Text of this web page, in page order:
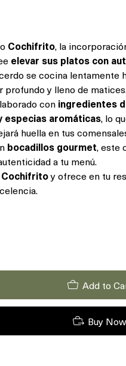
Cochifrito, la
elevar sus platos con
se cocina lentamente
profundo y lleno de
con ingredientes
especias aromáticas, lo
huella en tus
bocadillos gourmet, este
a tu menú.
y ofrece en tu
Add to
Buy Now